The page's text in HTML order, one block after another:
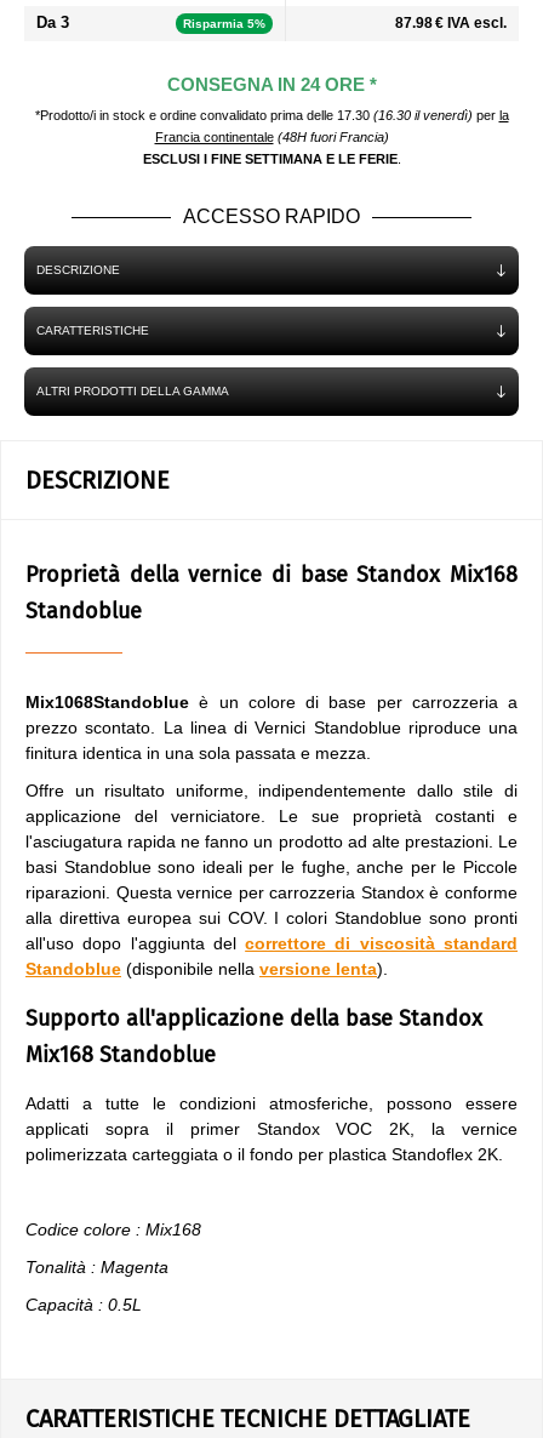
Da 3 Risparmia 5% 87.98 € IVA escl.
CONSEGNA IN 24 ORE *
*Prodotto/i in stock e ordine convalidato prima delle 17.30 (16.30 il venerdì) per la
Francia continentale (48H fuori Francia)
ESCLUSI I FINE SETTIMANA E LE FERIE.
ACCESSO RAPIDO
DESCRIZIONE
CARATTERISTICHE
ALTRI PRODOTTI DELLA GAMMA
DESCRIZIONE
Proprietà della vernice di base Standox Mix168
Standoblue
Mix1068Standoblue è un colore di base per carrozzeria a
prezzo scontato. La linea di Vernici Standoblue riproduce una
finitura identica in una sola passata e mezza.
Offre un risultato uniforme, indipendentemente dallo stile di
applicazione del verniciatore. Le sue proprietà costanti e
l'asciugatura rapida ne fanno un prodotto ad alte prestazioni. Le
basi Standoblue sono ideali per le fughe, anche per le Piccole
riparazioni. Questa vernice per carrozzeria Standox è conforme
alla direttiva europea sui COV. I colori Standoblue sono pronti
all'uso dopo l'aggiunta delcorrettore di viscosità standard
Standoblue (disponibile nella versione lenta).
Supporto all'applicazione della base Standox
Mix168 Standoblue
Adatti a tutte le condizioni atmosferiche, possono essere
applicati sopra il primer Standox VOC 2K, la vernice
polimerizzata carteggiata o il fondo per plastica Standoflex 2K.
Codice colore : Mix168
Tonalità : Magenta
Capacità : 0.5L
CARATTERISTICHE TECNICHE DETTAGLIATE